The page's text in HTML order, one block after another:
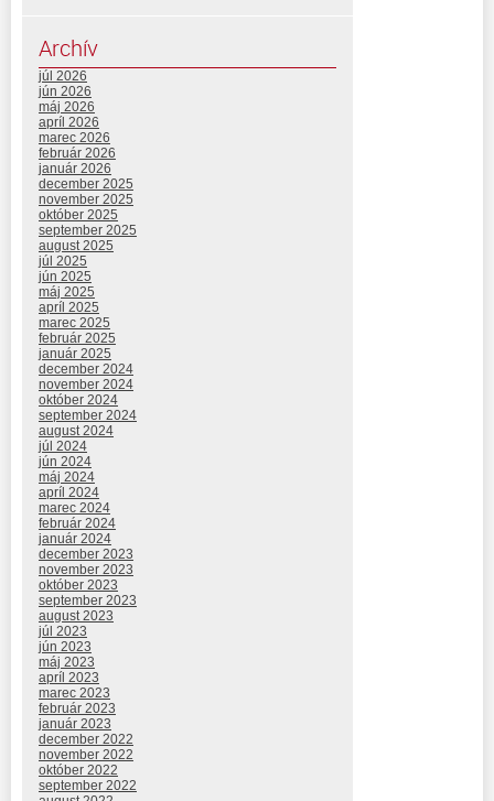
Archív
júl 2026
jún 2026
máj 2026
apríl 2026
marec 2026
február 2026
január 2026
december 2025
november 2025
október 2025
september 2025
august 2025
júl 2025
jún 2025
máj 2025
apríl 2025
marec 2025
február 2025
január 2025
december 2024
november 2024
október 2024
september 2024
august 2024
júl 2024
jún 2024
máj 2024
apríl 2024
marec 2024
február 2024
január 2024
december 2023
november 2023
október 2023
september 2023
august 2023
júl 2023
jún 2023
máj 2023
apríl 2023
marec 2023
február 2023
január 2023
december 2022
november 2022
október 2022
september 2022